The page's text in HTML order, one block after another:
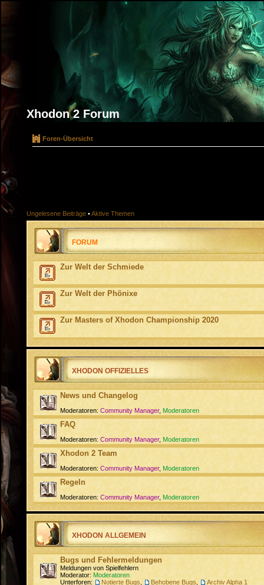
Xhodon 2 Forum
Foren-Übersicht
Ungelesene Beiträge •Aktive Themen
FORUM
Zur Welt der Schmiede
Zur Welt der Phönixe
Zur Masters of Xhodon Championship 2020
XHODON OFFIZIELLES
News und Changelog
Moderatoren: Community Manager, Moderatoren
FAQ
Moderatoren: Community Manager, Moderatoren
Xhodon 2 Team
Moderatoren: Community Manager, Moderatoren
Regeln
Moderatoren: Community Manager, Moderatoren
XHODON ALLGEMEIN
Bugs und Fehlermeldungen
Meldungen von Spielfehlern
Moderator: Moderatoren
Unterforen:
Notierte Bugs , Behobene Bugs Archiv Alpha 1